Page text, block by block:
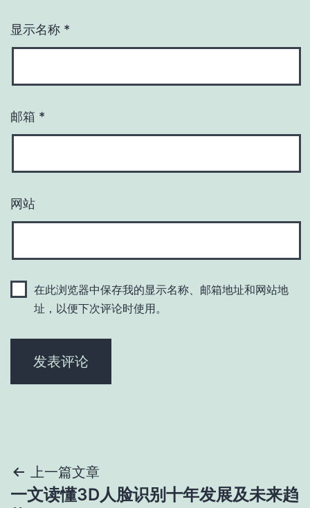
显示名称 *
邮箱 *
网站
在此浏览器中保存我的显示名称、邮箱地址和网站地
址，以便下次评论时使用。
文上一篇文章
一文读懂3D人脸识别十年发展及未来趋